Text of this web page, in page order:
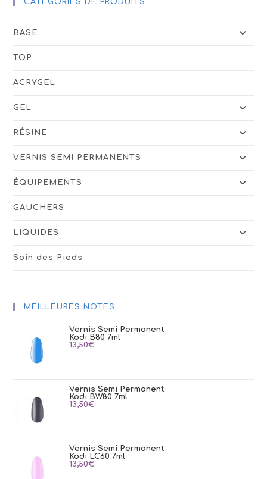
BASE
TOP
ACRYGEL
GEL
RÉSINE
VERNIS SEMI PERMANENTS
ÉQUIPEMENTS
GAUCHERS
LIQUIDES
Soin des Pieds
MEILLEURES NOTES
Vernis Semi Permanent
Kodi B80 7ml
13,50€
Vernis Semi Permanent
Kodi BW80 7ml
13,50€
Vernis Semi Permanent
Kodi LC60 7ml
13,50€